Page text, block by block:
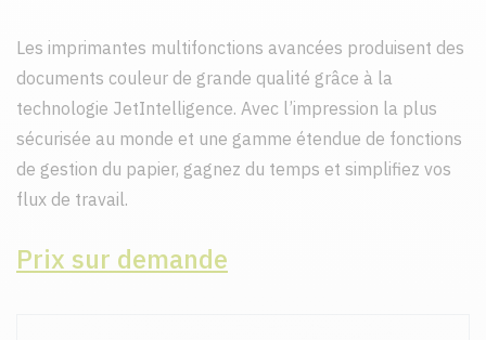
Les imprimantes multifonctions avancées produisent des
documents couleur de grande qualité grâce à la
technologie JetIntelligence. Avec l’impression la plus
sécurisée au monde et une gamme étendue de fonctions
de gestion du papier, gagnez du temps et simplifiez vos
flux de travail.
Prix sur demande